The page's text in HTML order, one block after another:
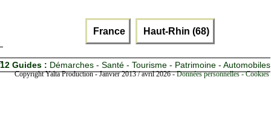
France Haut-Rhin (68)
12 Guides : Démarches - Santé - Tourisme - Patrimoine - Automobiles
Copyright Yalta Production - Janvier 2013 / avril 2026 -Données personnelles -